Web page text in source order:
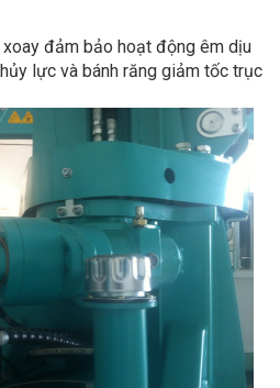
đảm bảo hoạt động êm dịu
lực và bánh răng giảm tốc trục